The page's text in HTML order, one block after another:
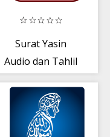
Surat Yasin
Audio dan Tahlil